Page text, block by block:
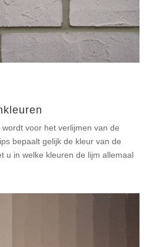
voor het verlijmen van de
bepaalt gelijk de kleur van de
u in welke kleuren de lijm allemaal